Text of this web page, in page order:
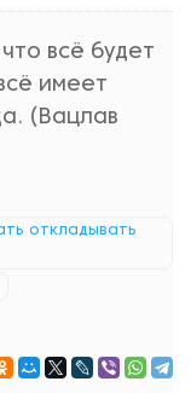
всё будет
имеет
(Вацлав
откладывать